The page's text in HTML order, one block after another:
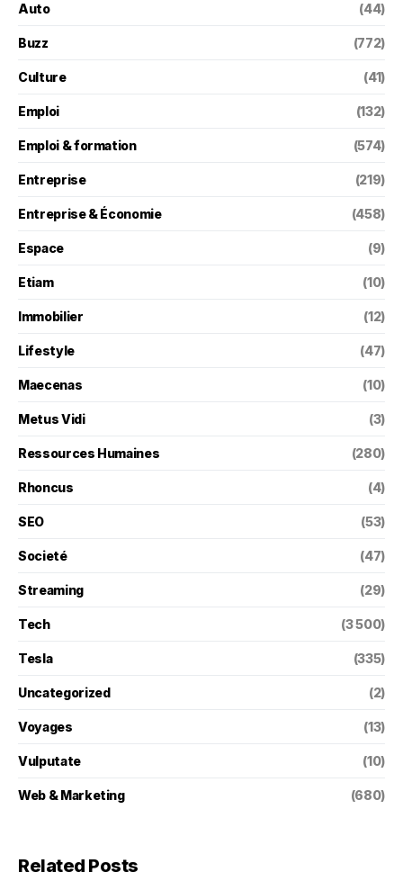
Auto (44)
Buzz (772)
Culture (41)
Emploi (132)
Emploi & formation (574)
Entreprise (219)
Entreprise & Économie (458)
Espace (9)
Etiam (10)
Immobilier (12)
Lifestyle (47)
Maecenas (10)
Metus Vidi (3)
Ressources Humaines (280)
Rhoncus (4)
SEO (53)
Societé (47)
Streaming (29)
Tech (3 500)
Tesla (335)
Uncategorized (2)
Voyages (13)
Vulputate (10)
Web & Marketing (680)
Related Posts